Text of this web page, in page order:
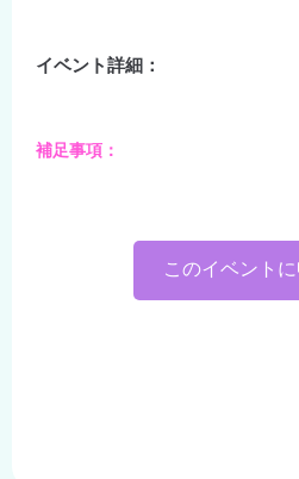
イベント詳細：
補足事項：
このイベント